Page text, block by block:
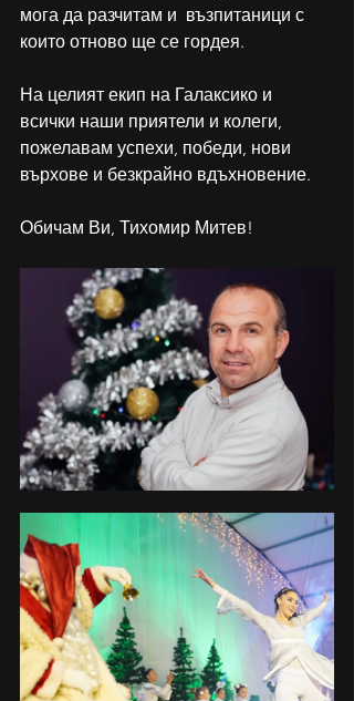
мога да разчитам и  възпитаници с
които отново ще се гордея.
На целият екип на Галаксико и
всички наши приятели и колеги,
пожелавам успехи, победи, нови
върхове и безкрайно вдъхновение.
Обичам Ви, Тихомир Митев!